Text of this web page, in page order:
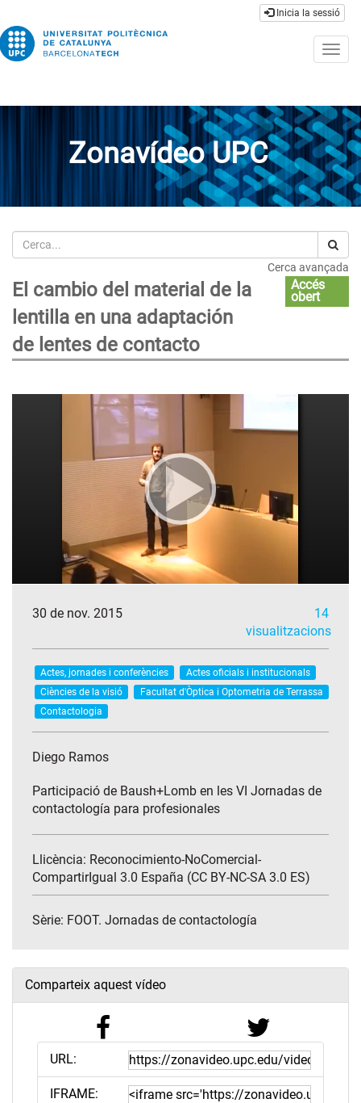
Inicia la sessió
Zonavídeo UPC
Cerca
Cerca avançada
El cambio del material de la
lentilla en una adaptación
de lentes de contacto
Accés
obert
30 de nov. 2015
14
visualitzacions
Actes, jornades i conferències
Actes oficials i institucionals
Ciències de la visió
Facultat d'Òptica i Optometria de Terrassa
Contactologia
Diego Ramos
Participació de Baush+Lomb en les VI Jornadas de
contactología para profesionales
Llicència: Reconocimiento-NoComercial-
CompartirIgual 3.0 España (CC BY-NC-SA 3.0 ES)
Sèrie: FOOT. Jornadas de contactología
Comparteix aquest vídeo
URL:
IFRAME: